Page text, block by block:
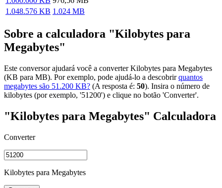
1.048.576 KB 1.024 MB
Sobre a calculadora "Kilobytes para
Megabytes"
Este conversor ajudará você a converter Kilobytes para Megabytes
(KB para MB). Por exemplo, pode ajudá-lo a descobrirquantos
megabytes são 51.200 KB? (A resposta é: 50). Insira o número de
kilobytes (por exemplo, '51200') e clique no botão 'Converter'.
"Kilobytes para Megabytes" Calculadora
Converter
Kilobytes para Megabytes